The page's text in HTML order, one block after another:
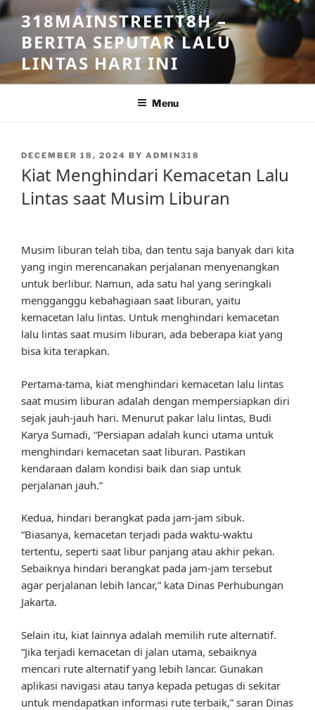
Skip
to
content
318MAINSTREETT8H –
BERITA SEPUTAR LALU
LINTAS HARI INI
Menu
POSTED
ON
DECEMBER 18, 2024 BY ADMIN318
Kiat Menghindari Kemacetan Lalu
Lintas saat Musim Liburan
Musim liburan telah tiba, dan tentu saja banyak dari kita
yang ingin merencanakan perjalanan menyenangkan
untuk berlibur. Namun, ada satu hal yang seringkali
mengganggu kebahagiaan saat liburan, yaitu
kemacetan lalu lintas. Untuk menghindari kemacetan
lalu lintas saat musim liburan, ada beberapa kiat yang
bisa kita terapkan.
Pertama-tama, kiat menghindari kemacetan lalu lintas
saat musim liburan adalah dengan mempersiapkan diri
sejak jauh-jauh hari. Menurut pakar lalu lintas, Budi
Karya Sumadi, “Persiapan adalah kunci utama untuk
menghindari kemacetan saat liburan. Pastikan
kendaraan dalam kondisi baik dan siap untuk
perjalanan jauh.”
Kedua, hindari berangkat pada jam-jam sibuk.
“Biasanya, kemacetan terjadi pada waktu-waktu
tertentu, seperti saat libur panjang atau akhir pekan.
Sebaiknya hindari berangkat pada jam-jam tersebut
agar perjalanan lebih lancar,” kata Dinas Perhubungan
Jakarta.
Selain itu, kiat lainnya adalah memilih rute alternatif.
“Jika terjadi kemacetan di jalan utama, sebaiknya
mencari rute alternatif yang lebih lancar. Gunakan
aplikasi navigasi atau tanya kepada petugas di sekitar
untuk mendapatkan informasi rute terbaik,” saran Dinas